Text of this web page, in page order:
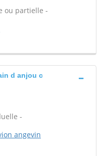
ou partielle -
d anjou c
-
angevin